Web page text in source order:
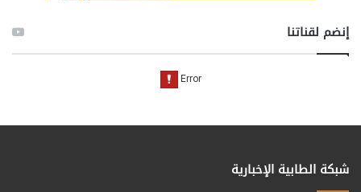
إنضم لقناتنا
شبكة الطابية الإخبارية